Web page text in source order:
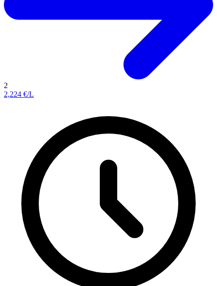
2
2,224 €/L